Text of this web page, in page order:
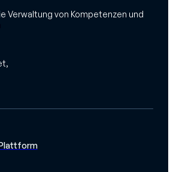
Verwaltung von Kompetenzen und